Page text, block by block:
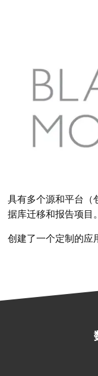
具有多个源和平台（
据库迁移和报告项目。
创建了一个定制的应